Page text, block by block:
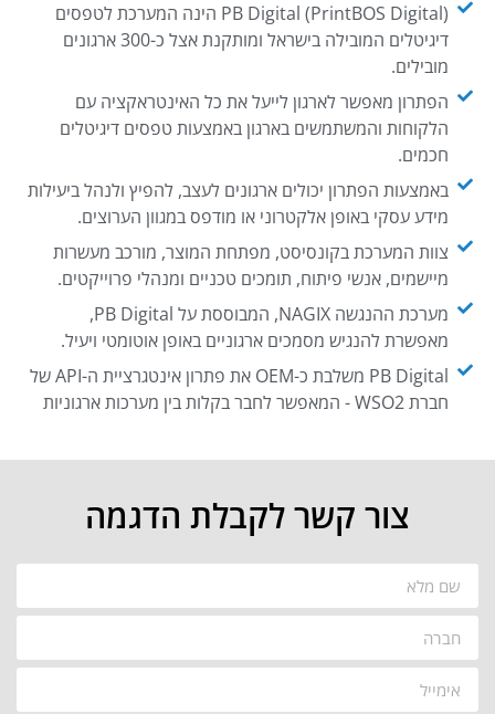
PB Digital (PrintBOS Digital) הינה המערכת לטפסים
דיגיטלים המובילה בישראל ומותקנת אצל כ-300 ארגונים
מובילים.
הפתרון מאפשר לארגון לייעל את כל האינטראקציה עם
הלקוחות והמשתמשים בארגון באמצעות טפסים דיגיטלים
חכמים.
באמצעות הפתרון יכולים ארגונים לעצב, להפיץ ולנהל ביעילות
מידע עסקי באופן אלקטרוני או מודפס במגוון הערוצים.
צוות המערכת בקונסיסט, מפתחת המוצר, מורכב מעשרות
מיישמים, אנשי פיתוח, תומכים טכניים ומנהלי פרוייקטים.
מערכת ההנגשה NAGIX, המבוססת על PB Digital,
מאפשרת להנגיש מסמכים ארגוניים באופן אוטומטי ויעיל.
PB Digital משלבת כ-OEM את פתרון אינטגרציית ה-API של
חברת WSO2 - המאפשר לחבר בקלות בין מערכות ארגוניות
צור קשר לקבלת הדגמה